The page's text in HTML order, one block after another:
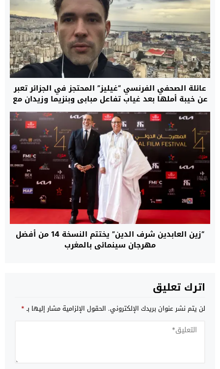
عائلة الصحفي الفرنسي “غيليز” المحتجز في الجزائر تعبر
عن خيبة أملها بعد غياب تفاعل مبابي وبنزيما وزيدان مع
مناشداتها وتدعو إلى تحرك أوسع لإنهاء معاناته
“زين العابدين شرف الدين” يختتم النسخة 14 من أفضل
مهرجان سينمائي بالمغرب
اترك تعليق
لن يتم نشر عنوان بريدك الإلكتروني. الحقول الإلزامية مشار إليها بـ*